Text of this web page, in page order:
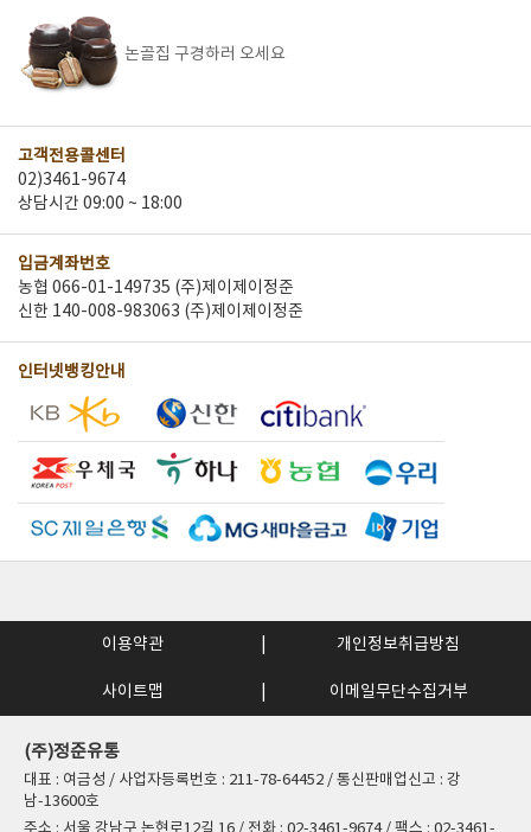
논골집 구경하러 오세요
고객전용콜센터
02)3461-9674
상담시간 09:00 ~ 18:00
입금계좌번호
농협 066-01-149735 (주)제이제이정준
신한 140-008-983063 (주)제이제이정준
인터넷뱅킹안내
이용약관 개인정보취급방침
사이트맵 이메일무단수집거부
(주)정준유통
대표 : 여금성 / 사업자등록번호 : 211-78-64452 / 통신판매업신고 : 강
남-13600호